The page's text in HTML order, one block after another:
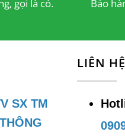
gọi là có.
Bảo
SX TM
LIÊN HỆ